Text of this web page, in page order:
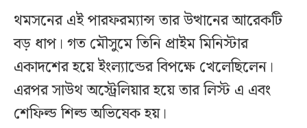
থমসনের এই পারফরম্যান্স তার উত্থানের আরেকটি
বড় ধাপ। গত মৌসুমে তিনি প্রাইম মিনিস্টার
একাদশের হয়ে ইংল্যান্ডের বিপক্ষে খেলেছিলেন।
এরপর সাউথ অস্ট্রেলিয়ার হয়ে তার লিস্ট এ এবং
শেফিল্ড শিল্ড অভিষেক হয়।